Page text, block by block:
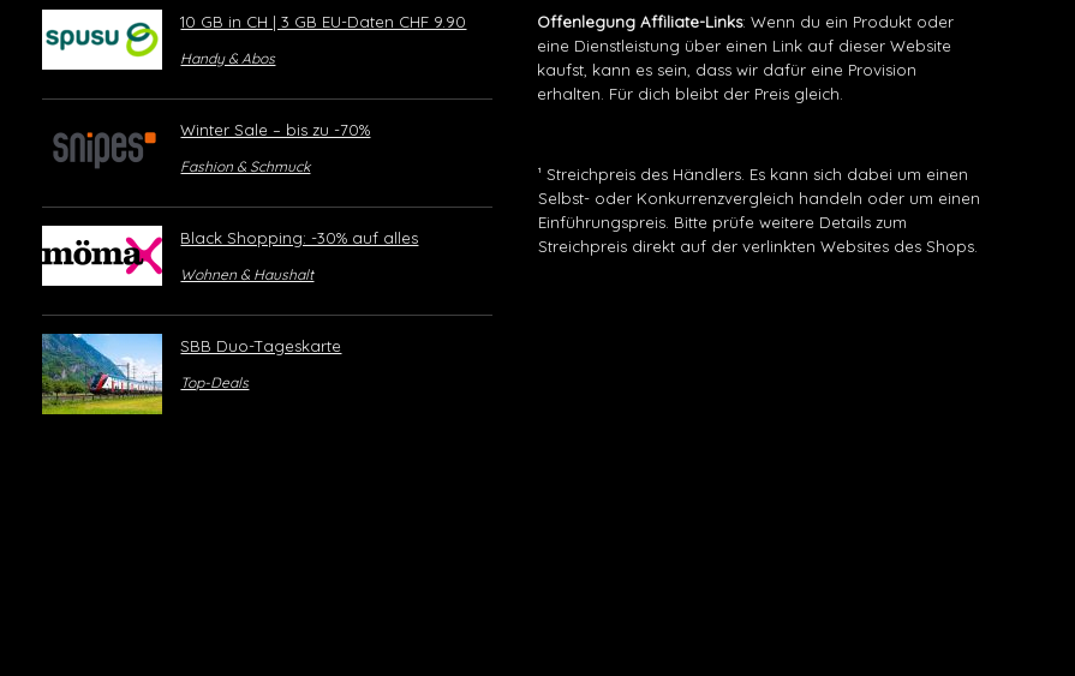
10 GB in CH | 3 GB EU-Daten CHF 9.90
Handy & Abos
Winter Sale – bis zu -70%
Fashion & Schmuck
Black Shopping: -30% auf alles
Wohnen & Haushalt
SBB Duo-Tageskarte
Top-Deals
Offenlegung Affiliate-Links: Wenn du ein Produkt oder
eine Dienstleistung über einen Link auf dieser Website
kaufst, kann es sein, dass wir dafür eine Provision
erhalten. Für dich bleibt der Preis gleich.
¹ Streichpreis des Händlers. Es kann sich dabei um einen
Selbst- oder Konkurrenzvergleich handeln oder um einen
Einführungspreis. Bitte prüfe weitere Details zum
Streichpreis direkt auf der verlinkten Websites des Shops.